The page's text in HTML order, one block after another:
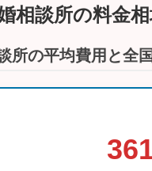
相談所の料金
所の平均費用と全